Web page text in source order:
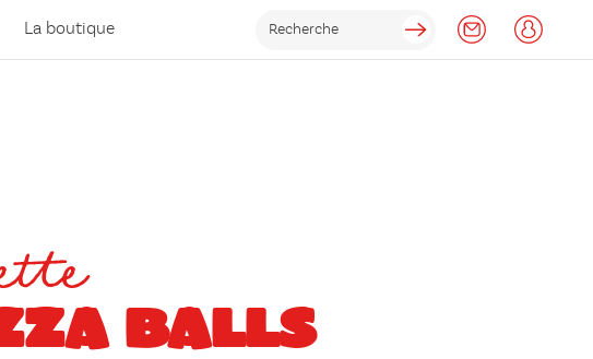
La boutique
BALLS